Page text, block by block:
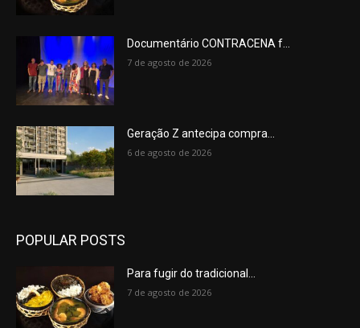
Documentário CONTRACENA f...
7 de agosto de 2026
Geração Z antecipa compra...
6 de agosto de 2026
POPULAR POSTS
Para fugir do tradicional...
7 de agosto de 2026